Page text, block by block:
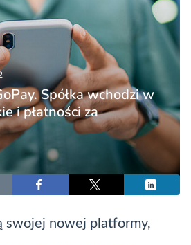
Spółka wchodzi w
i płatności za
swojej nowej platformy,